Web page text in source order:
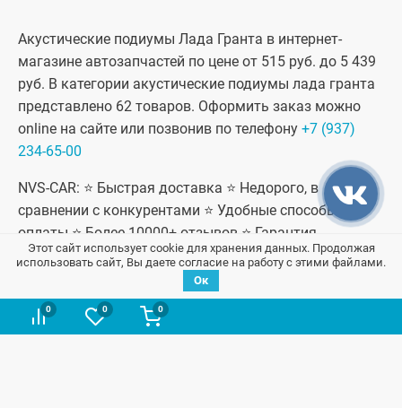
0 0 0
Акустические подиумы Лада Гранта в интернет-
магазине автозапчастей по цене от 515 руб. до 5 439
руб. В категории акустические подиумы лада гранта
представлено 62 товаров. Оформить заказ можно
online на сайте или позвонив по телефону +7 (937)
234-65-00
NVS-CAR: ⭐ Быстрая доставка ⭐ Недорого, в
сравнении с конкурентами ⭐ Удобные способы
оплаты ⭐ Более 10000+ отзывов ⭐ Гарантия
качественных запчастей
В начало страницы
Этот сайт использует cookie для хранения данных. Продолжая
использовать сайт, Вы даете согласие на работу с этими файлами.
Ок